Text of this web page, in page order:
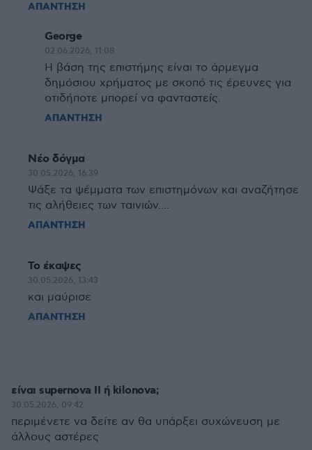
ΑΠΑΝΤΗΣΗ
George
02.06.2026, 11:08
Η βάση της επιστήμης είναι το άρμεγμα
δημόσιου χρήματος με σκοπό τις έρευνες για
οτιδήποτε μπορεί να φανταστείς.
ΑΠΑΝΤΗΣΗ
Νέο δόγμα
30.05.2026, 16:39
Ψάξε τα ψέμματα των επιστημόνων και αναζήτησε
τις αλήθειες των ταινιών....
ΑΠΑΝΤΗΣΗ
Το έκαψες
30.05.2026, 13:43
και μαύρισε
ΑΠΑΝΤΗΣΗ
είναι supernova II ή kilonova;
30.05.2026, 09:42
περιμένετε να δείτε αν θα υπάρξει συχώνευση με
άλλους αστέρες